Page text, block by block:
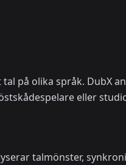
på olika språk. DubX
eller
talmönster,